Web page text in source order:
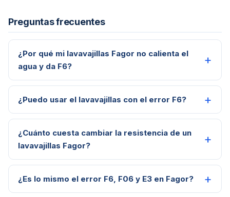
Preguntas frecuentes
¿Por qué mi lavavajillas Fagor no calienta el
agua y da F6?
¿Puedo usar el lavavajillas con el error F6?
¿Cuánto cuesta cambiar la resistencia de un
lavavajillas Fagor?
¿Es lo mismo el error F6, F06 y E3 en Fagor?